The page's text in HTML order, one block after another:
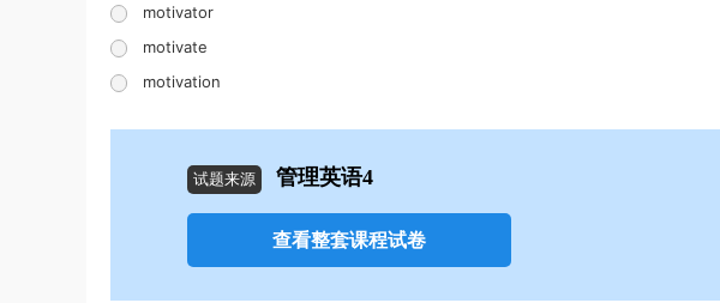
motivator
motivate
motivation
试题来源 管理英语4
查看整套课程试卷